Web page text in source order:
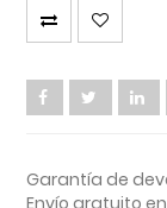
Garantía de